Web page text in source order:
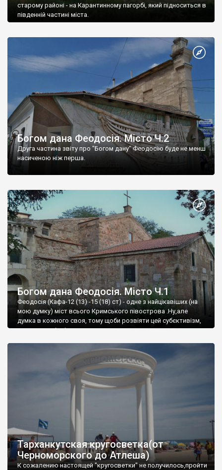
старому районі - на Карантинному пагорбі, який підноситься в
південній частині міста.
Богом дана Феодосія. Місто Ч.2
Друга частина звіту про "Богом дану" Феодосію буде не менш
насиченою ніж перша.
Богом дана Феодосія. Місто Ч.1
Феодосія (Кафа-12 (13) -15 (18) ст) - одне з найцікавіших (на
мою думку) міст всього Кримського півострова .Ну,але
думка в кожного своя, тому щоби розвіяти цей субєктивізм,
запрошую відвідати це
Тарханкутская кругосветка(от
Черноморского до Атлеша)
К сожалению настоящей "кругосветки" не получилось,пройти